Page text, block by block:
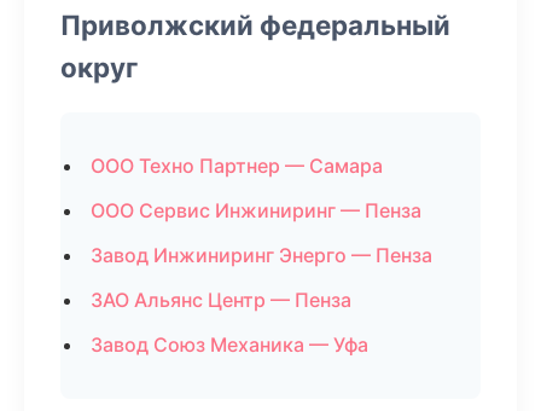
Приволжский федеральный
округ
ООО Техно Партнер — Самара
ООО Сервис Инжиниринг — Пенза
Завод Инжиниринг Энерго — Пенза
ЗАО Альянс Центр — Пенза
Завод Союз Механика — Уфа